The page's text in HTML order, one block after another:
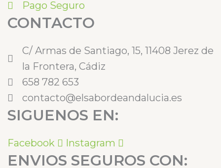
Pago Seguro
CONTACTO
C/ Armas de Santiago, 15, 11408 Jerez de
la Frontera, Cádiz
658 782 653
contacto@elsabordeandalucia.es
SIGUENOS EN:
Facebook Instagram
ENVIOS SEGUROS CON: